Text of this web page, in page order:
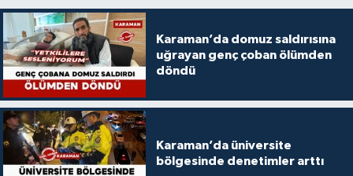
Karaman’da domuz saldırısına
uğrayan genç çoban ölümden
döndü
Karaman’da üniversite
bölgesinde denetimler arttı